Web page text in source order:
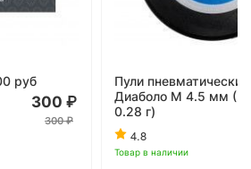
руб
300
300
Пули
Диаболо М 4.5 мм
0.28 г)
4.8
Товар в наличии